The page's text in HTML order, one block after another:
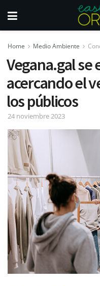
Home Medio Ambiente
Vegana.gal
acercando el
los públicos
24 noviembre 2023